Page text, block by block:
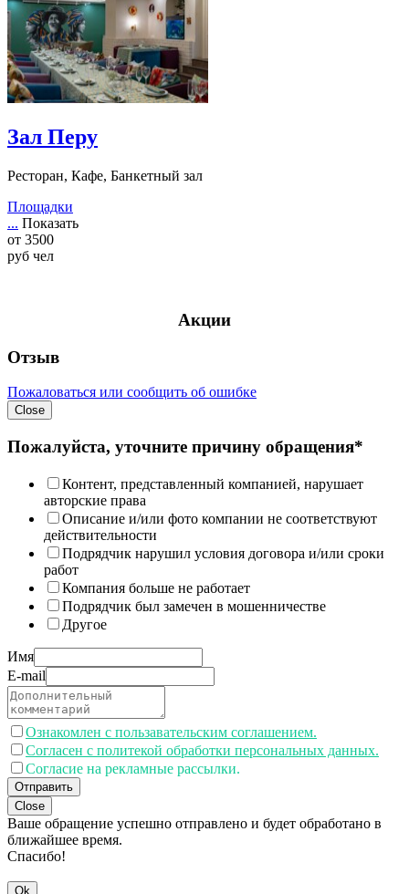
Зал Перу
Ресторан, Кафе, Банкетный зал
Площадки
... Показать
от 3500
руб чел
Акции
Отзыв
Пожаловаться или сообщить об ошибке
Close
Пожалуйста, уточните причину обращения*
Контент, представленный компанией, нарушает
авторские права
Описание и/или фото компании не соответствуют
действительности
Подрядчик нарушил условия договора и/или сроки
работ
Компания больше не работает
Подрядчик был замечен в мошенничестве
Другое
Имя
E-mail
Ознакомлен с пользавательским соглашением.
Согласен с политекой обработки персональных данных.
Согласие на рекламные рассылки.
Отправить
Close
Ваше обращение успешно отправлено и будет обработано в
ближайшее время.
Спасибо!
Ok